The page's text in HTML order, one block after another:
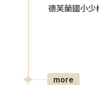
德芙蘭國小少
more